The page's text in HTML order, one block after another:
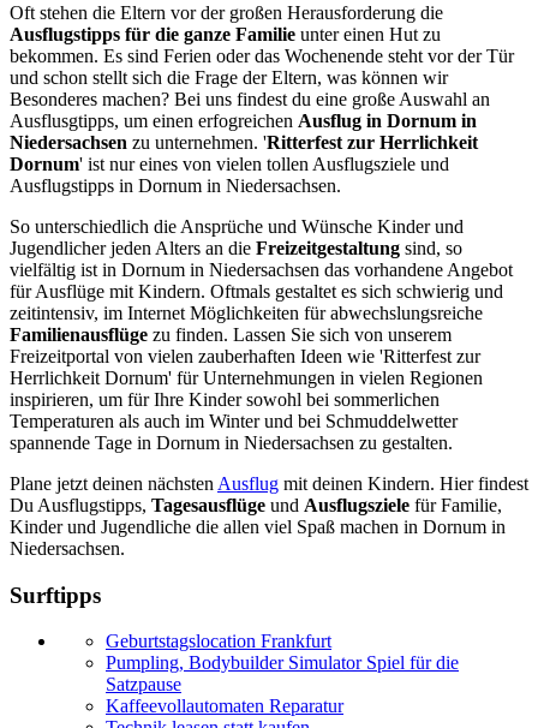
Oft stehen die Eltern vor der großen Herausforderung die
Ausflugstipps für die ganze Familie unter einen Hut zu
bekommen. Es sind Ferien oder das Wochenende steht vor der Tür
und schon stellt sich die Frage der Eltern, was können wir
Besonderes machen? Bei uns findest du eine große Auswahl an
Ausflusgtipps, um einen erfogreichen Ausflug in Dornum in
Niedersachsen zu unternehmen. 'Ritterfest zur Herrlichkeit
Dornum' ist nur eines von vielen tollen Ausflugsziele und
Ausflugstipps in Dornum in Niedersachsen.
So unterschiedlich die Ansprüche und Wünsche Kinder und
Jugendlicher jeden Alters an die Freizeitgestaltung sind, so
vielfältig ist in Dornum in Niedersachsen das vorhandene Angebot
für Ausflüge mit Kindern. Oftmals gestaltet es sich schwierig und
zeitintensiv, im Internet Möglichkeiten für abwechslungsreiche
Familienausflüge zu finden. Lassen Sie sich von unserem
Freizeitportal von vielen zauberhaften Ideen wie 'Ritterfest zur
Herrlichkeit Dornum' für Unternehmungen in vielen Regionen
inspirieren, um für Ihre Kinder sowohl bei sommerlichen
Temperaturen als auch im Winter und bei Schmuddelwetter
spannende Tage in Dornum in Niedersachsen zu gestalten.
Plane jetzt deinen nächsten Ausflug mit deinen Kindern. Hier findest
Du Ausflugstipps, Tagesausflüge und Ausflugsziele für Familie,
Kinder und Jugendliche die allen viel Spaß machen in Dornum in
Niedersachsen.
Surftipps
Geburtstagslocation Frankfurt
Pumpling, Bodybuilder Simulator Spiel für die
Satzpause
Kaffeevollautomaten Reparatur